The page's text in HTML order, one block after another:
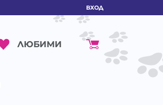
ВХОД
ЛЮБИМИ